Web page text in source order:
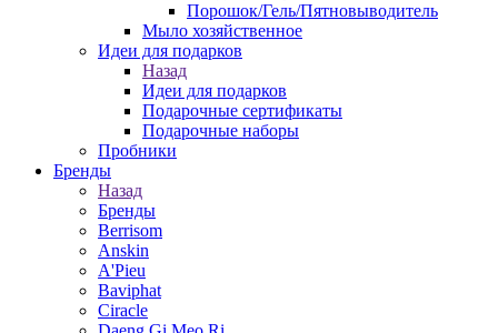
Порошок/Гель/Пятновыводитель
Мыло хозяйственное
Идеи для подарков
Назад
Идеи для подарков
Подарочные сертификаты
Подарочные наборы
Пробники
Бренды
Назад
Бренды
Berrisom
Anskin
A'Pieu
Baviphat
Ciracle